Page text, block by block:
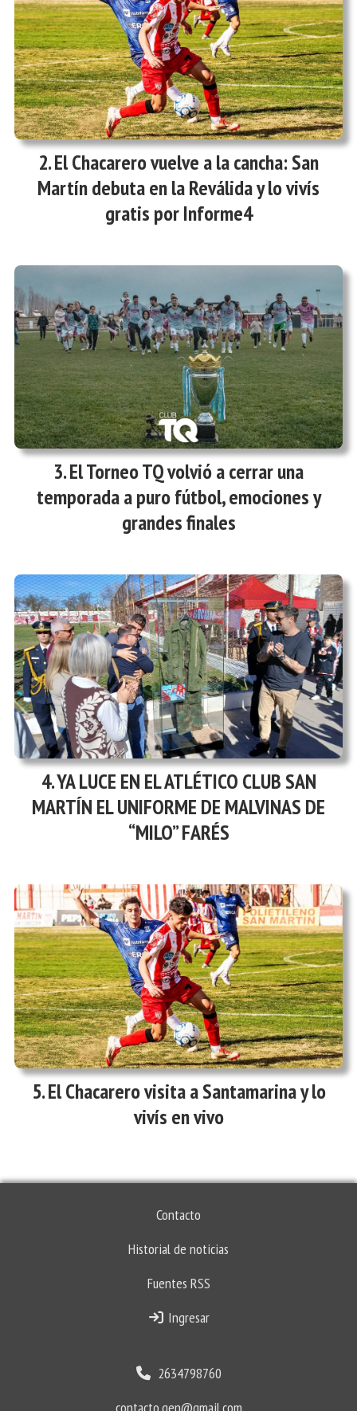
El Chacarero vuelve a la cancha: San
Martín debuta en la Reválida y lo vivís
gratis por Informe4
El Torneo TQ volvió a cerrar una
temporada a puro fútbol, emociones y
grandes finales
YA LUCE EN EL ATLÉTICO CLUB SAN
MARTÍN EL UNIFORME DE MALVINAS DE
“MILO” FARÉS
El Chacarero visita a Santamarina y lo
vivís en vivo
Contacto
Historial de noticias
Fuentes RSS
Ingresar
2634798760